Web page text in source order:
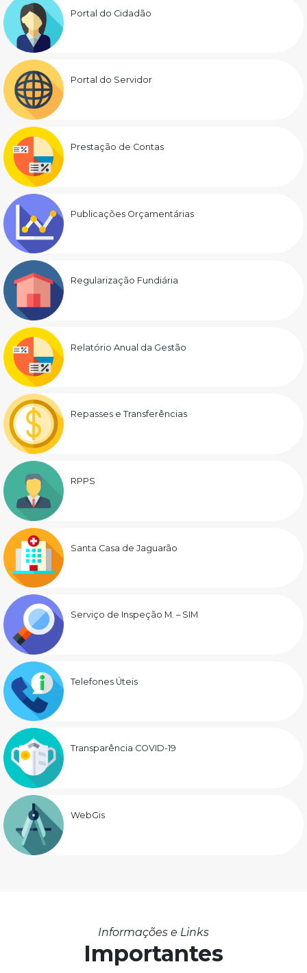
Portal do Cidadão
Portal do Servidor
Prestação de Contas
Publicações Orçamentárias
Regularização Fundiária
Relatório Anual da Gestão
Repasses e Transferências
RPPS
Santa Casa de Jaguarão
Serviço de Inspeção M. – SIM
Telefones Úteis
Transparência COVID-19
WebGis
Informações e Links
Importantes